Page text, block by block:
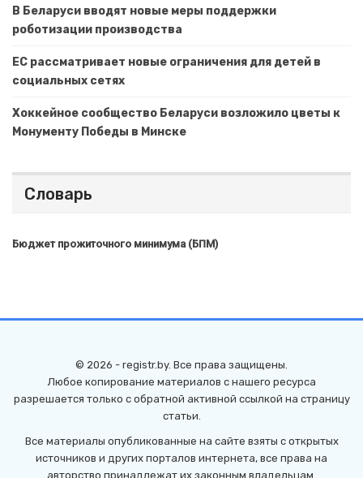
В Беларуси вводят новые меры поддержки
роботизации производства
ЕС рассматривает новые ограничения для детей в
социальных сетях
Хоккейное сообщество Беларуси возложило цветы к
Монументу Победы в Минске
Словарь
Бюджет прожиточного минимума (БПМ)
© 2026 - registr.by. Все права защищены.
Любое копирование материалов с нашего ресурса
разрешается только с обратной активной ссылкой на страницу
статьи.
Все материалы опубликованные на сайте взяты с открытых
источников и других порталов интернета, все права на
авторство принадлежат их законным владельцам.